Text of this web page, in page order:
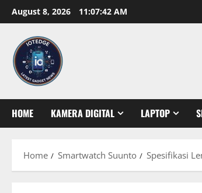
Skip
to
content
August 8, 2026 11:07:43 AM
HOME KAMERA DIGITAL LAPTOP
Home Smartwatch Suunto Spesifikasi